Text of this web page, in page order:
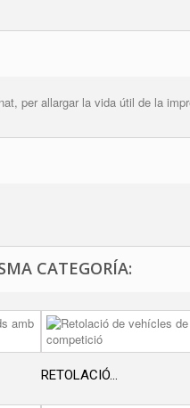
per allargar la vida útil de la
CATEGORÍA:
RETOLACIÓ...